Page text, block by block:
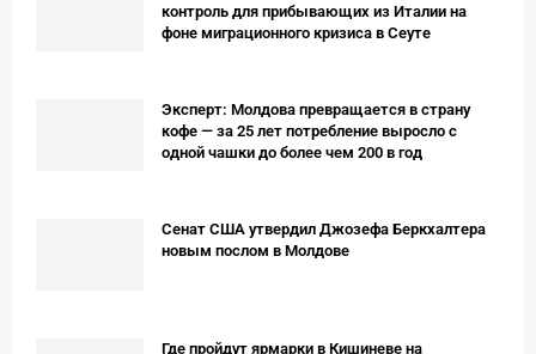
контроль для прибывающих из Италии на
фоне миграционного кризиса в Сеуте
Эксперт: Молдова превращается в страну
кофе — за 25 лет потребление выросло с
одной чашки до более чем 200 в год
Сенат США утвердил Джозефа Беркхалтера
новым послом в Молдове
Где пройдут ярмарки в Кишиневе на